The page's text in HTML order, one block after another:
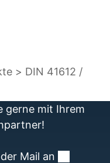
DIN 41612 /
gerne mit Ihrem
Mail an